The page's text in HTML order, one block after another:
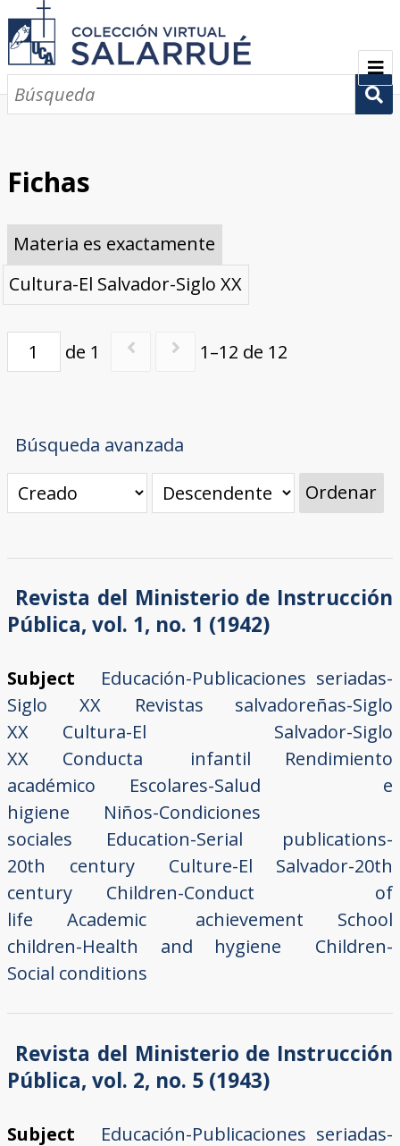
PRESENTACIÓN
COLECCIONES
Escritos sobre Salarrué
Periódicos de los siglos XlX y XX
Revistas de los siglos XIX y XX
Boletines de los siglos XIX y XX
GALERÍA
CONTACTOS
Fichas
Materia es exactamente
Cultura-El Salvador-Siglo XX
de 1 1–12 de 12
Búsqueda avanzada
Ordenar
Revista del Ministerio de Instrucción
Pública, vol. 1, no. 1 (1942)
Subject
Educación-Publicaciones seriadas-
Siglo XX
Revistas salvadoreñas-Siglo
XX
Cultura-El Salvador-Siglo
XX
Conducta infantil
Rendimiento
académico
Escolares-Salud e
higiene
Niños-Condiciones
sociales
Education-Serial publications-
20th century
Culture-El Salvador-20th
century
Children-Conduct of
life
Academic achievement
School
children-Health and hygiene
Children-
Social conditions
Revista del Ministerio de Instrucción
Pública, vol. 2, no. 5 (1943)
Subject
Educación-Publicaciones seriadas-